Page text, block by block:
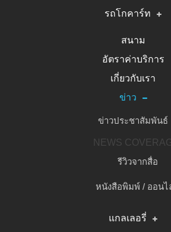
รถโกคาร์ท
รถโกคาร์ทระบบไฟฟ้า
รถโกคาร์ทระบบน้ำมัน
สนาม
อัตราค่าบริการ
เกี่ยวกับเรา
ข่าว
ข่าวประชาสัมพันธ์
NEWS
รีวิวจากสื่อ
หนังสือพิมพ์ / ออนไ
แกลเลอรี่